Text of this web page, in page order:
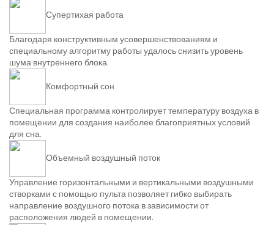
Супертихая работа
Благодаря конструктивным усовершенствованиям и
специальному алгоритму работы удалось снизить уровень
шума внутреннего блока.
Комфортный сон
Специальная программа контролирует температуру воздуха в
помещении для создания наиболее благоприятных условий
для сна.
Объемный воздушный поток
Управление горизонтальными и вертикальными воздушными
створками с помощью пульта позволяет гибко выбирать
направление воздушного потока в зависимости от
расположения людей в помещении.